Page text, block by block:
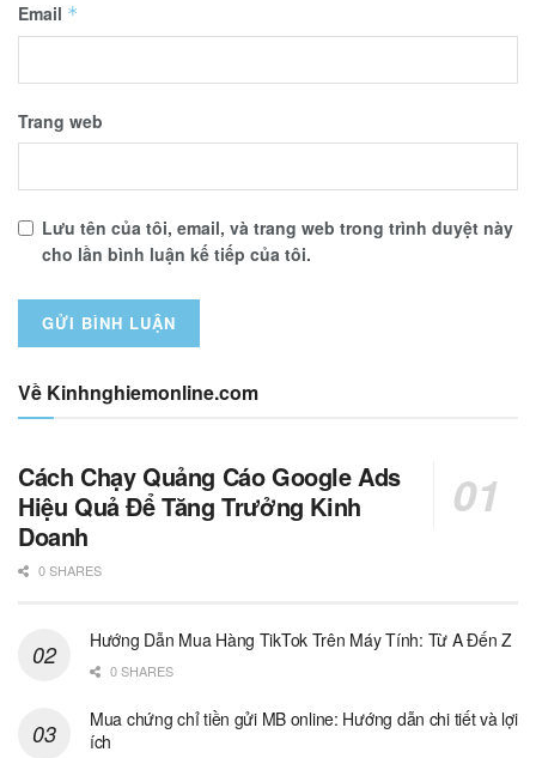
Email *
Trang web
Lưu tên của tôi, email, và trang web trong trình duyệt này
cho lần bình luận kế tiếp của tôi.
Về Kinhnghiemonline.com
Cách Chạy Quảng Cáo Google Ads
Hiệu Quả Để Tăng Trưởng Kinh
Doanh
0 SHARES
Hướng Dẫn Mua Hàng TikTok Trên Máy Tính: Từ A Đến Z
0 SHARES
Mua chứng chỉ tiền gửi MB online: Hướng dẫn chi tiết và lợi
ích